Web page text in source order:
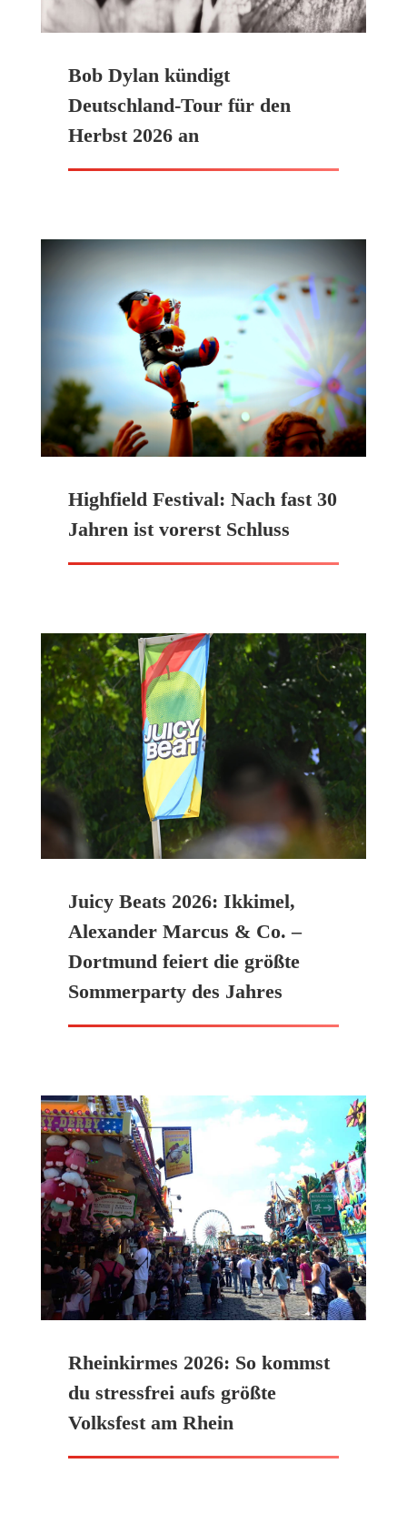
Bob Dylan kündigt
Deutschland-Tour für den
Herbst 2026 an
Highfield Festival: Nach fast 30
Jahren ist vorerst Schluss
Juicy Beats 2026: Ikkimel,
Alexander Marcus & Co. –
Dortmund feiert die größte
Sommerparty des Jahres
Rheinkirmes 2026: So kommst
du stressfrei aufs größte
Volksfest am Rhein